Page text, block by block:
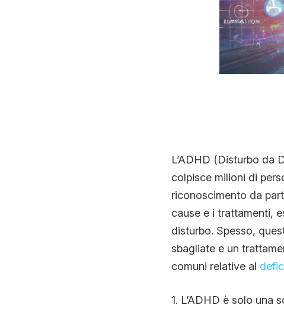
L’ADHD (Disturbo da
colpisce milioni di
riconoscimento da
cause e i trattamenti,
disturbo. Spesso,
sbagliate e un
comuni relative al
1. L’ADHD è solo una